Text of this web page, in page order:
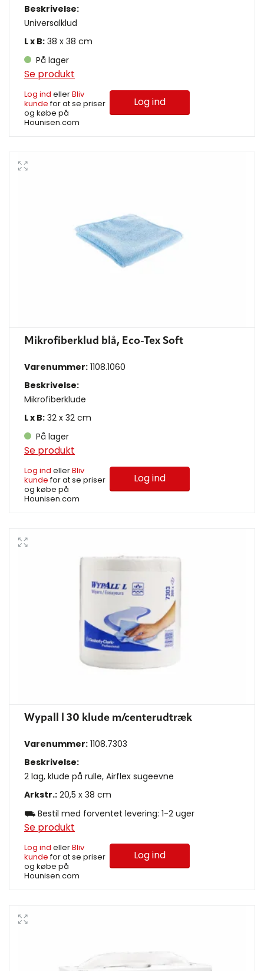
Beskrivelse:
Universalklud
L x B: 38 x 38 cm
På lager
Se produkt
Log ind ellerBliv
kundefor at se priser
og købe på
Hounisen.com
Log ind
Mikrofiberklud blå, Eco-Tex Soft
Varenummer: 1108.1060
Beskrivelse:
Mikrofiberklude
L x B: 32 x 32 cm
På lager
Se produkt
Log ind ellerBliv
kundefor at se priser
og købe på
Hounisen.com
Log ind
Wypall l 30 klude m/centerudtræk
Varenummer: 1108.7303
Beskrivelse:
2 lag, klude på rulle, Airflex sugeevne
Arkstr.: 20,5 x 38 cm
⛟ Bestil med forventet levering: 1-2 uger
Se produkt
Log ind ellerBliv
kundefor at se priser
og købe på
Hounisen.com
Log ind